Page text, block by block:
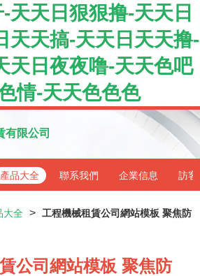
天天日狠狠撸-天天日
天天搞-天天日天天撸-
天日夜夜噜-天天色吧
情-天天色色色
有限公司
產品大全 聯系我們 企業信息 訪客
大全 > 工程機械租賃公司網站模板 聚焦防
公司網站模板 聚焦防